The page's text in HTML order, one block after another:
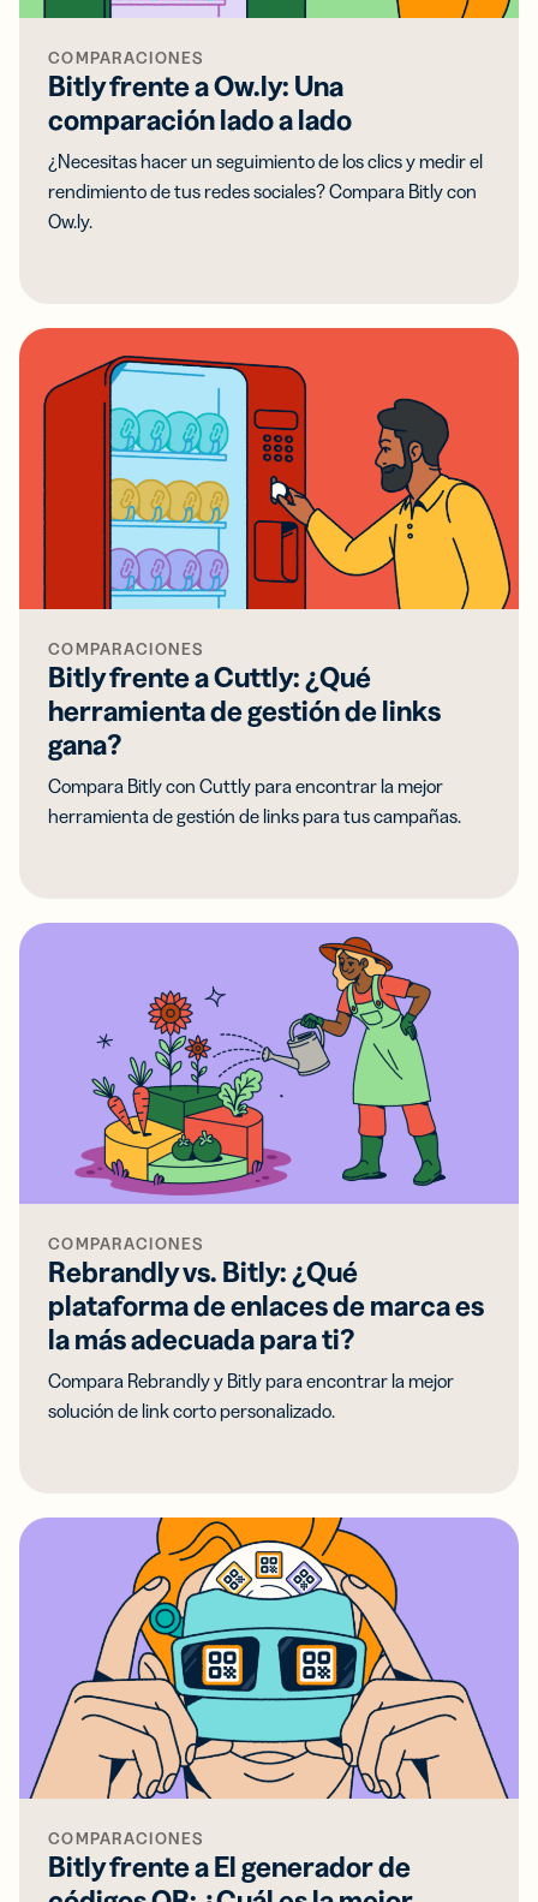
COMPARACIONES
Bitly frente a Ow.ly: Una
comparación lado a lado
¿Necesitas hacer un seguimiento de los clics y medir el
rendimiento de tus redes sociales? Compara Bitly con
Ow.ly.
COMPARACIONES
Bitly frente a Cuttly: ¿Qué
herramienta de gestión de links
gana?
Compara Bitly con Cuttly para encontrar la mejor
herramienta de gestión de links para tus campañas.
COMPARACIONES
Rebrandly vs. Bitly: ¿Qué
plataforma de enlaces de marca es
la más adecuada para ti?
Compara Rebrandly y Bitly para encontrar la mejor
solución de link corto personalizado.
COMPARACIONES
Bitly frente a El generador de